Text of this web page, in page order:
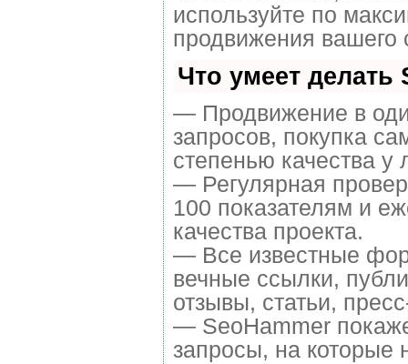
используйте по
продвижения вашего
Что умеет делать
— Продвижение в
запросов, покупка
степенью качества
— Регулярная
100 показателям и
качества проекта.
— Все известные
вечные ссылки,
отзывы, статьи,
— SeoHammer
запросы, на которые